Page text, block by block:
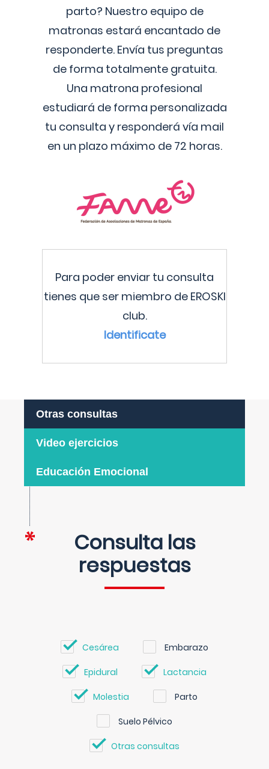
parto? Nuestro equipo de
matronas estará encantado de
responderte. Envía tus preguntas
de forma totalmente gratuita.
Una matrona profesional
estudiará de forma personalizada
tu consulta y responderá vía mail
en un plazo máximo de 72 horas.
Para poder enviar tu consulta
tienes que ser miembro de EROSKI
club.
Identificate
Otras consultas
Video ejercicios
Educación Emocional
Consulta las
respuestas
Cesárea Embarazo
Epidural Lactancia
Molestia Parto
Suelo Pélvico
Otras consultas